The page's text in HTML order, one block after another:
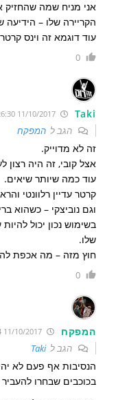
אני מניח שמה שהחזיק
הקריירה שלו –
עוד דוגמא זה וינס
0
Taki
11/10/2017 10:26:30
הגב להמפקח
זה לא מדוייק.
אצל קובי, זה היה רצון
עוד כמה שיותר שיאים.
קרטר עדיין רלוונטי
וגם נוביצקי – כשהוא
בשימוש נכון יכול
שלו.
חוץ מזה – מה אכפת
0
המפקח
הגב לTaki
הנסיבות אף פעם לא
בכוכבים שבחרו